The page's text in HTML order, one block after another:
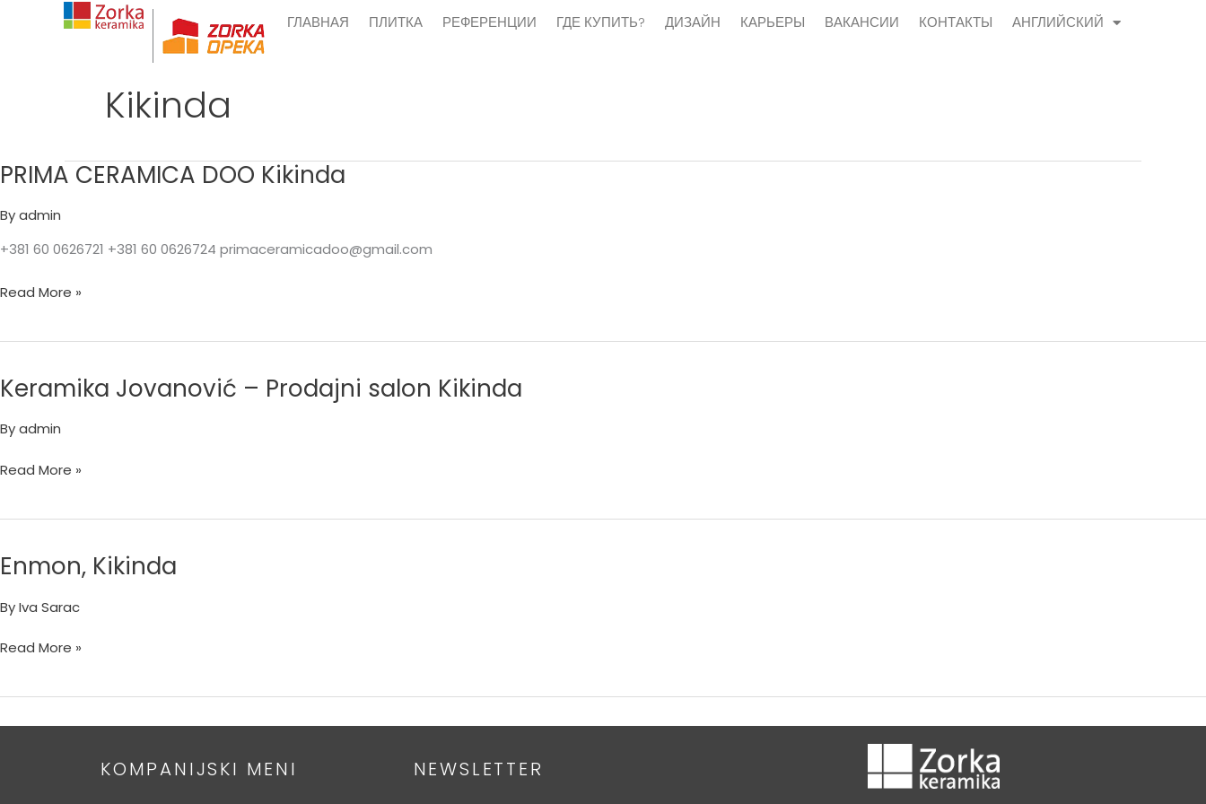
ГЛАВНАЯ ПЛИТКА РЕФЕРЕНЦИИ ГДЕ КУПИТЬ? ДИЗАЙН КАРЬЕРЫ ВАКАНСИИ КОНТАКТЫ АНГЛИЙСКИЙ
Kikinda
PRIMA CERAMICA DOO Kikinda
Byadmin
+381 60 0626721 +381 60 0626724 primaceramicadoo@gmail.com
PRIMA
DOO
Read More »
Keramika Jovanović – Prodajni salon Kikinda
Byadmin
Keramika
–
salon
Read More »
Enmon, Kikinda
ByIva Sarac
Enmon,
Read More »
KOMPANIJSKI MENI NEWSLETTER